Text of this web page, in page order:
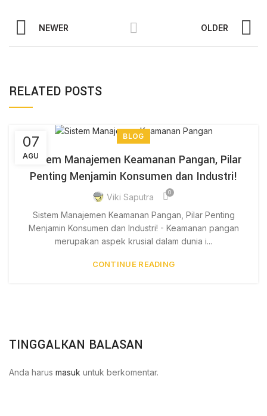
NEWER OLDER
RELATED POSTS
07
AGU
BLOG
Sistem Manajemen Keamanan Pangan, Pilar
Penting Menjamin Konsumen dan Industri!
Viki Saputra 0
Sistem Manajemen Keamanan Pangan, Pilar Penting
Menjamin Konsumen dan Industri! - Keamanan pangan
merupakan aspek krusial dalam dunia i...
CONTINUE READING
TINGGALKAN BALASAN
Anda harus masuk untuk berkomentar.